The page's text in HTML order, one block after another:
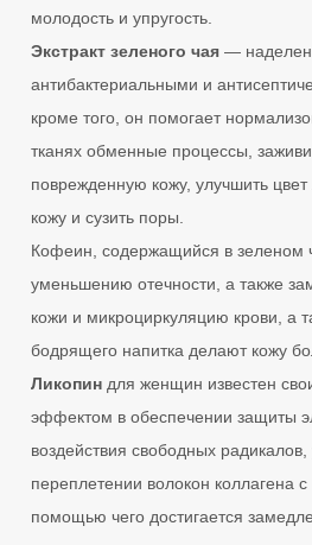
молодость и упругость.
Экстракт зеленого чая —
антибактериальными и
кроме того, он помогает
тканях обменные процессы,
поврежденную кожу, улучшить цвет
кожу и сузить поры.
Кофеин, содержащийся в зеленом
уменьшению отечности, а также
кожи и микроциркуляцию крови, а
бодрящего напитка делают кожу
Ликопин для женщин известен
эффектом в обеспечении защиты
воздействия свободных
переплетении волокон коллагена
помощью чего достигается